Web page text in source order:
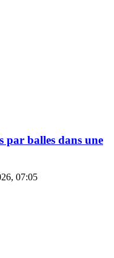
par balles dans une
07:05